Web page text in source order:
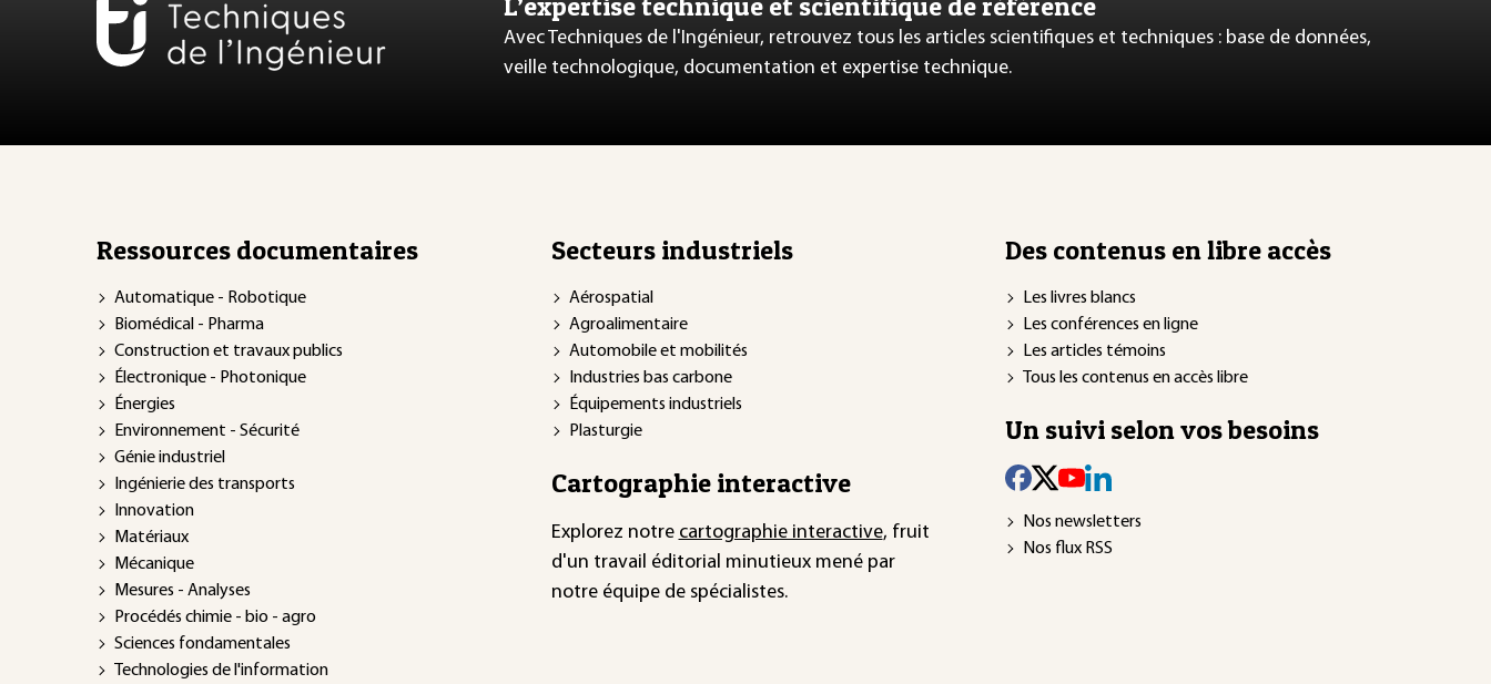
Avec Techniques de l'Ingénieur, retrouvez tous les articles scientifiques et techniques : base de données,
veille technologique, documentation et expertise technique.
Ressources documentaires
Automatique - Robotique
Biomédical - Pharma
Construction et travaux publics
Électronique - Photonique
Énergies
Environnement - Sécurité
Génie industriel
Ingénierie des transports
Innovation
Matériaux
Mécanique
Mesures - Analyses
Procédés chimie - bio - agro
Sciences fondamentales
Technologies de l'information
Secteurs industriels
Aérospatial
Agroalimentaire
Automobile et mobilités
Industries bas carbone
Équipements industriels
Plasturgie
Cartographie interactive
Explorez notre cartographie interactive, fruit
d'un travail éditorial minutieux mené par
notre équipe de spécialistes.
Des contenus en libre accès
Les livres blancs
Les conférences en ligne
Les articles témoins
Tous les contenus en accès libre
Un suivi selon vos besoins
Nos newsletters
Nos flux RSS